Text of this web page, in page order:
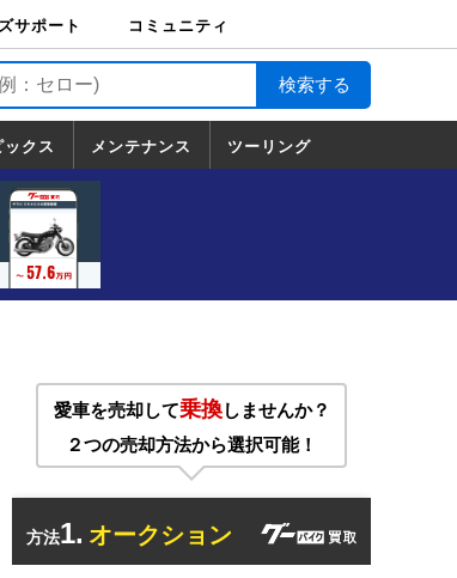
サポート
サポート
ージライ
険
ス
コミュニティ
ックス
ックス
ダ
ハ
キ
サキ
レーダ
ドソン
カティ
イアン
メンテナンス ツーリング
愛車を売却して乗換しませんか？
２つの売却方法から選択可能！
方法1. オークション